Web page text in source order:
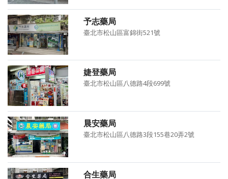
予志藥局
臺北市松山區富錦街521號
婕登藥局
臺北市松山區八德路4段699號
晨安藥局
臺北市松山區八德路3段155巷20弄2號
合生藥局